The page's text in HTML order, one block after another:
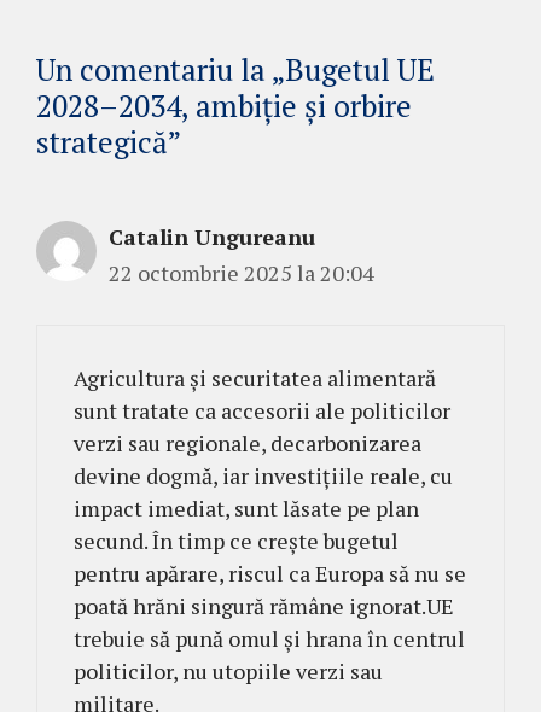
Un comentariu la „Bugetul UE
2028–2034, ambiție și orbire
strategică”
Catalin Ungureanu
22 octombrie 2025 la 20:04
Agricultura și securitatea alimentară
sunt tratate ca accesorii ale politicilor
verzi sau regionale, decarbonizarea
devine dogmă, iar investițiile reale, cu
impact imediat, sunt lăsate pe plan
secund. În timp ce crește bugetul
pentru apărare, riscul ca Europa să nu se
poată hrăni singură rămâne ignorat.UE
trebuie să pună omul și hrana în centrul
politicilor, nu utopiile verzi sau
militare.